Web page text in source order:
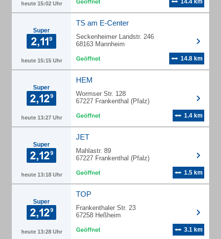
heute 15:02 Uhr 14.4 km
Super
heute 15:15 Uhr
TS am E-Center
Seckenheimer Landstr. 246
68163 Mannheim
14.8 km
Super
heute 13:27 Uhr
HEM
Wormser Str. 128
67227 Frankenthal (Pfalz)
1.4 km
Super
heute 13:18 Uhr
JET
Mahlastr. 89
67227 Frankenthal (Pfalz)
1.5 km
Super
heute 13:28 Uhr
TOP
Frankenthaler Str. 23
67258 Heßheim
3.1 km